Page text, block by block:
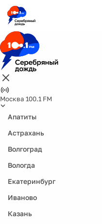
Москва 100.1 FM
Апатиты
Астрахань
Волгоград
Вологда
Екатеринбург
Иваново
Казань